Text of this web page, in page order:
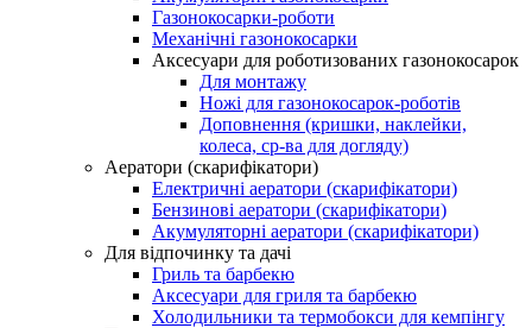
Газонокосарки-роботи
Механічні газонокосарки
Аксесуари для роботизованих газонокосарок
Для монтажу
Ножі для газонокосарок-роботів
Доповнення (кришки, наклейки,
колеса, ср-ва для догляду)
Аератори (скарифікатори)
Електричні аератори (скарифікатори)
Бензинові аератори (скарифікатори)
Акумуляторні аератори (скарифікатори)
Для відпочинку та дачі
Гриль та барбекю
Аксесуари для гриля та барбекю
Холодильники та термобокси для кемпінгу